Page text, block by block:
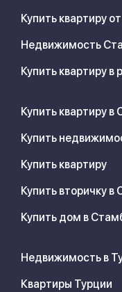
Купить квартиру
Недвижимость
Купить квартиру в
Купить квартиру в
Купить
Купить квартиру
Купить вторичку в
Купить дом в
Недвижимость в
Квартиры Турции